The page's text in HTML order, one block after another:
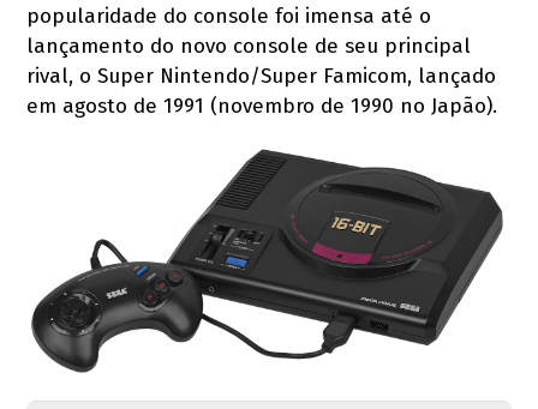
popularidade do console foi imensa até o
lançamento do novo console de seu principal
rival, o Super Nintendo/Super Famicom, lançado
em agosto de 1991 (novembro de 1990 no Japão).